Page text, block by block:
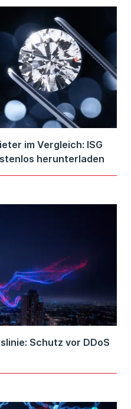
im Vergleich: ISG
herunterladen
Schutz vor DDoS